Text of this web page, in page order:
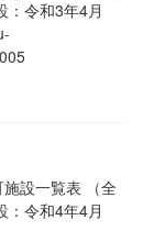
：令和3年4月
設一覧表 （全
：令和4年4月